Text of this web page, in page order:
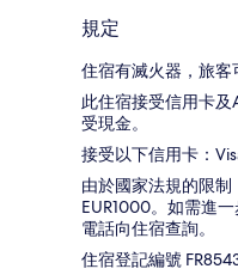
規定
住宿有滅火器，旅客
此住宿接受信用卡
受現金。
接受以下信用卡：
由於國家法規的限
EUR1000。如需進
電話向住宿查詢。
住宿登記編號